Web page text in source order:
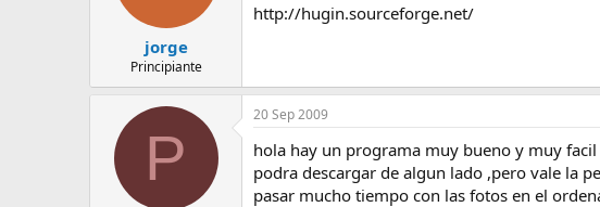
jorge
Principiante
http://hugin.sourceforge.net/
P
20 Sep 2009
hola hay un programa muy bueno y muy
podra descargar de algun lado ,pero vale la
pasar mucho tiempo con las fotos en el